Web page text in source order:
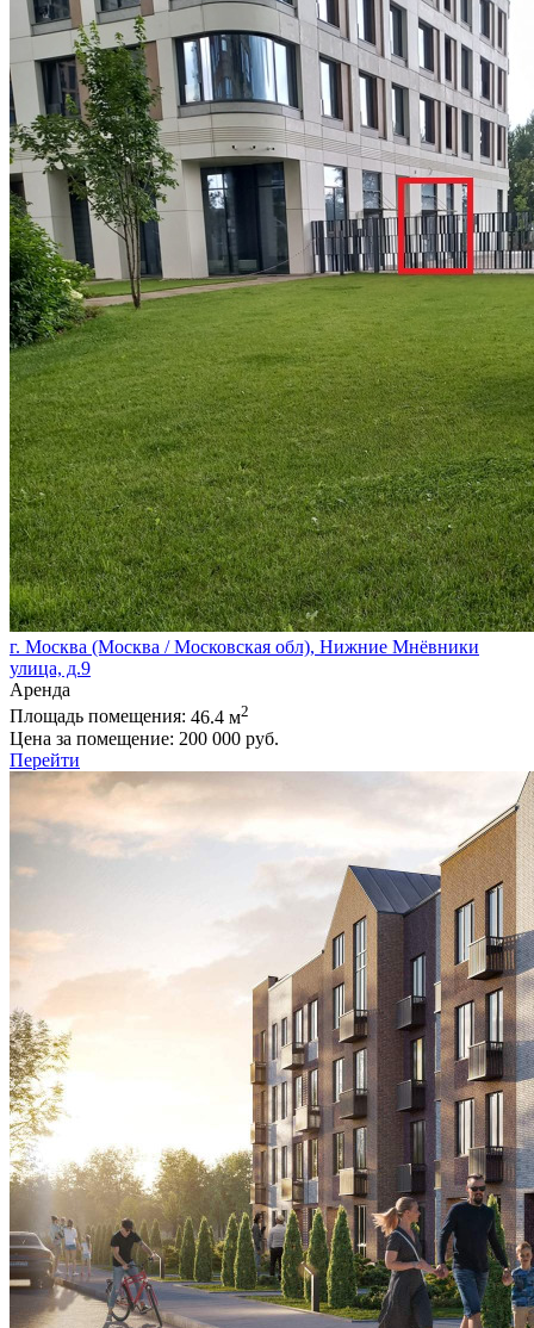
г. Москва (Москва / Московская обл), Нижние Мнёвники
улица, д.9
Аренда
Площадь помещения: 46.4 м2
Цена за помещение: 200 000 руб.
Перейти